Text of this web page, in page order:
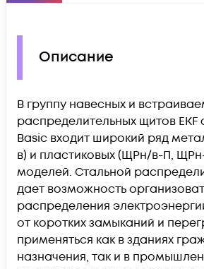
Описание
В группу навесных и
распределительных щитов EKF
Basic входит широкий ряд
в) и пластиковых (ЩРн/в-П,
моделей. Стальной
дает возможность
распределения
от коротких замыканий и
применяться как в зданиях
назначения, так и в